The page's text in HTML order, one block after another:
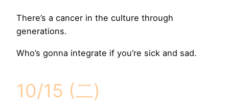
There’s a cancer in the culture through
generations.
Who’s gonna integrate if you’re sick and sad.
10/15 (二)